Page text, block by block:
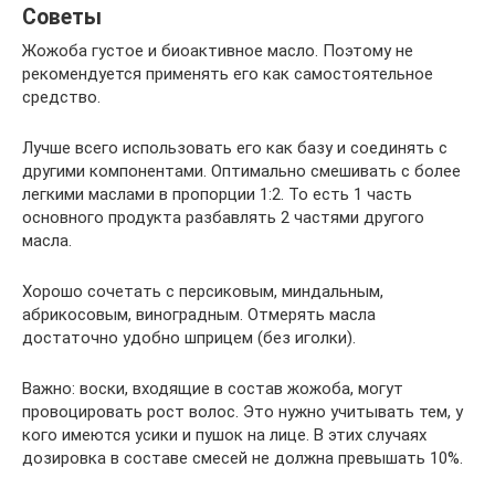
Советы
Жожоба густое и биоактивное масло. Поэтому не
рекомендуется применять его как самостоятельное
средство.
Лучше всего использовать его как базу и соединять с
другими компонентами. Оптимально смешивать с более
легкими маслами в пропорции 1:2. То есть 1 часть
основного продукта разбавлять 2 частями другого
масла.
Хорошо сочетать с персиковым, миндальным,
абрикосовым, виноградным. Отмерять масла
достаточно удобно шприцем (без иголки).
Важно: воски, входящие в состав жожоба, могут
провоцировать рост волос. Это нужно учитывать тем, у
кого имеются усики и пушок на лице. В этих случаях
дозировка в составе смесей не должна превышать 10%.